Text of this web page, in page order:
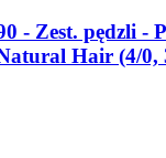
- Zest. pędzli -
Hair (4/0,